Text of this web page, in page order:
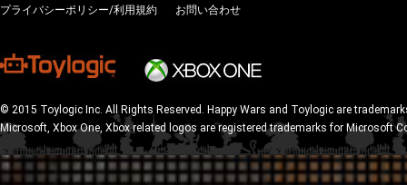
プライバシーポリシー/利用規約 お問い合わせ
© 2015 Toylogic Inc. All Rights Reserved. Happy Wars and Toylogic are
Microsoft, Xbox One, Xbox related logos are registered trademarks for Microsoft